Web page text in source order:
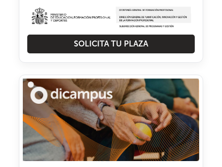
SOLICITA TU PLAZA